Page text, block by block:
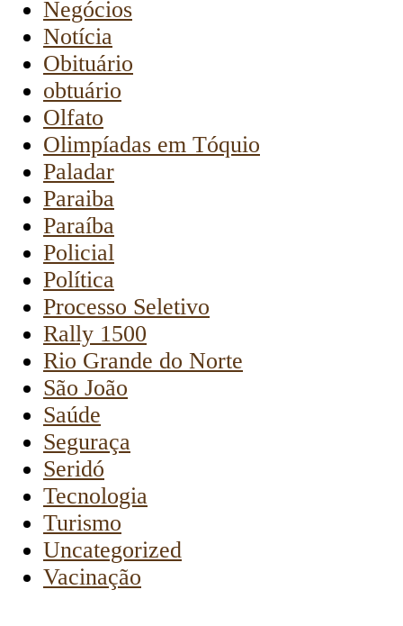
Negócios
Notícia
Obituário
obtuário
Olfato
Olimpíadas em Tóquio
Paladar
Paraiba
Paraíba
Policial
Política
Processo Seletivo
Rally 1500
Rio Grande do Norte
São João
Saúde
Seguraça
Seridó
Tecnologia
Turismo
Uncategorized
Vacinação